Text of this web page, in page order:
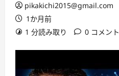
pikakichi2015@gmail.com
1か月前
1 分読み取り
0 コメント